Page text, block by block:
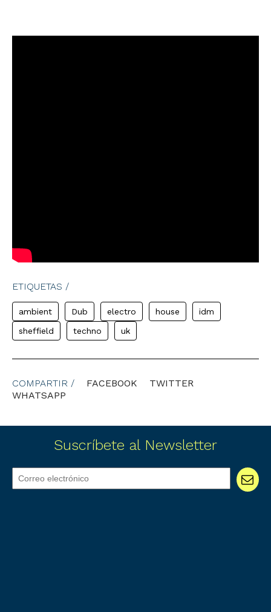
ETIQUETAS /
ambient Dub electro house
idm
sheffield
techno uk
COMPARTIR / FACEBOOK
TWITTER
WHATSAPP
Suscríbete al Newsletter